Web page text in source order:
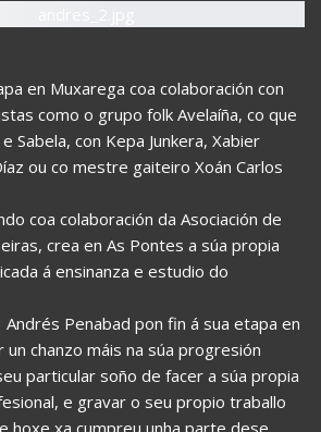
en Muxarega coa colaboración con
como o grupo folk Avelaíña, co que
Sabela, con Kepa Junkera, Xabier
ou co mestre gaiteiro Xoán Carlos
coa colaboración da Asociación de
crea en As Pontes a súa propia
á ensinanza e estudio do
Penabad pon fin á sua etapa en
un chanzo máis na súa progresión
particular soño de facer a súa propia
e gravar o seu propio traballo
hoxe xa cumpreu unha parte dese